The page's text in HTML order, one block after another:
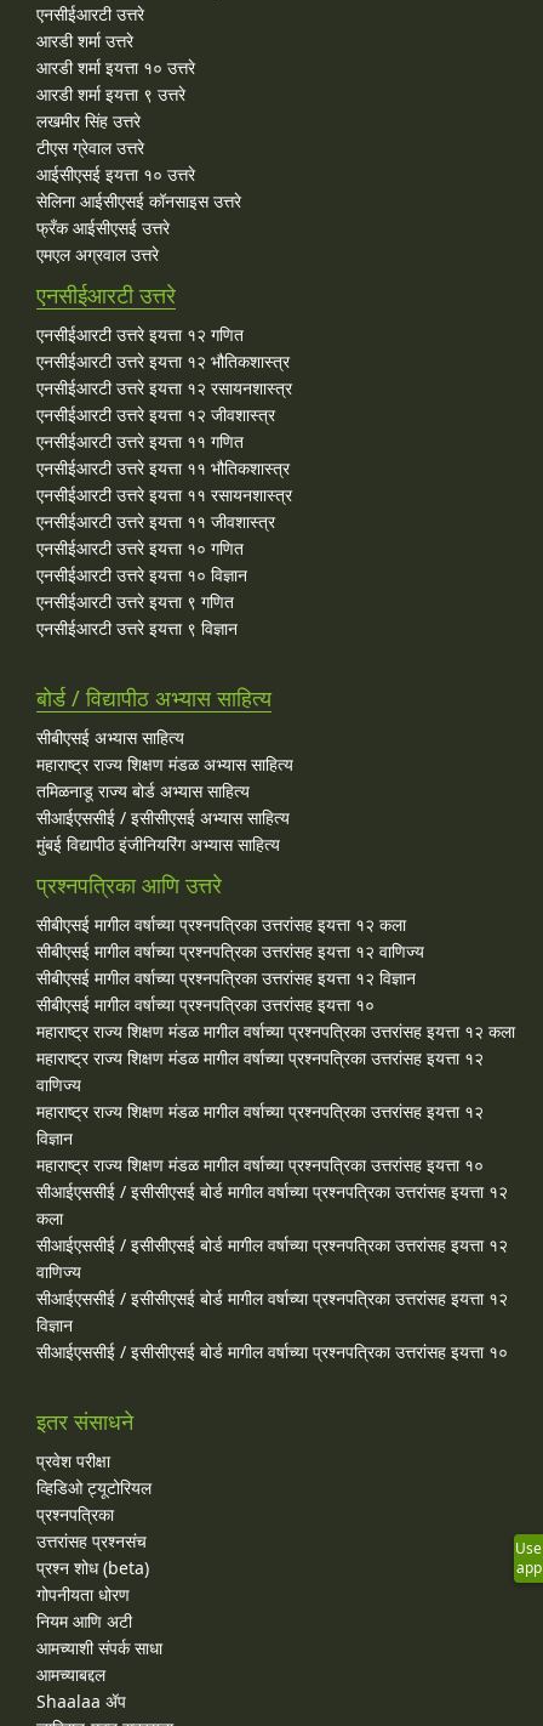
एनसीईआरटी उत्तरे
आरडी शर्मा उत्तरे
आरडी शर्मा इयत्ता १० उत्तरे
आरडी शर्मा इयत्ता ९ उत्तरे
लखमीर सिंह उत्तरे
टीएस ग्रेवाल उत्तरे
आईसीएसई इयत्ता १० उत्तरे
सेलिना आईसीएसई कॉनसाइस उत्तरे
फ्रँक आईसीएसई उत्तरे
एमएल अग्रवाल उत्तरे
एनसीईआरटी उत्तरे
एनसीईआरटी उत्तरे इयत्ता १२ गणित
एनसीईआरटी उत्तरे इयत्ता १२ भौतिकशास्त्र
एनसीईआरटी उत्तरे इयत्ता १२ रसायनशास्त्र
एनसीईआरटी उत्तरे इयत्ता १२ जीवशास्त्र
एनसीईआरटी उत्तरे इयत्ता ११ गणित
एनसीईआरटी उत्तरे इयत्ता ११ भौतिकशास्त्र
एनसीईआरटी उत्तरे इयत्ता ११ रसायनशास्त्र
एनसीईआरटी उत्तरे इयत्ता ११ जीवशास्त्र
एनसीईआरटी उत्तरे इयत्ता १० गणित
एनसीईआरटी उत्तरे इयत्ता १० विज्ञान
एनसीईआरटी उत्तरे इयत्ता ९ गणित
एनसीईआरटी उत्तरे इयत्ता ९ विज्ञान
बोर्ड / विद्यापीठ अभ्यास साहित्य
सीबीएसई अभ्यास साहित्य
महाराष्ट्र राज्य शिक्षण मंडळ अभ्यास साहित्य
तमिळनाडू राज्य बोर्ड अभ्यास साहित्य
सीआईएससीई / इसीसीएसई अभ्यास साहित्य
मुंबई विद्यापीठ इंजीनियरिंग अभ्यास साहित्य
प्रश्नपत्रिका आणि उत्तरे
सीबीएसई मागील वर्षाच्या प्रश्‍नपत्रिका उत्तरांसह इयत्ता १२ कला
सीबीएसई मागील वर्षाच्या प्रश्‍नपत्रिका उत्तरांसह इयत्ता १२ वाणिज्य
सीबीएसई मागील वर्षाच्या प्रश्‍नपत्रिका उत्तरांसह इयत्ता १२ विज्ञान
सीबीएसई मागील वर्षाच्या प्रश्‍नपत्रिका उत्तरांसह इयत्ता १०
महाराष्ट्र राज्य शिक्षण मंडळ मागील वर्षाच्या प्रश्‍नपत्रिका उत्तरांसह इयत्ता १२ कला
महाराष्ट्र राज्य शिक्षण मंडळ मागील वर्षाच्या प्रश्‍नपत्रिका उत्तरांसह इयत्ता १२
वाणिज्य
महाराष्ट्र राज्य शिक्षण मंडळ मागील वर्षाच्या प्रश्‍नपत्रिका उत्तरांसह इयत्ता १२
विज्ञान
महाराष्ट्र राज्य शिक्षण मंडळ मागील वर्षाच्या प्रश्‍नपत्रिका उत्तरांसह इयत्ता १०
सीआईएससीई / इसीसीएसई बोर्ड मागील वर्षाच्या प्रश्‍नपत्रिका उत्तरांसह इयत्ता १२
कला
सीआईएससीई / इसीसीएसई बोर्ड मागील वर्षाच्या प्रश्‍नपत्रिका उत्तरांसह इयत्ता १२
वाणिज्य
सीआईएससीई / इसीसीएसई बोर्ड मागील वर्षाच्या प्रश्‍नपत्रिका उत्तरांसह इयत्ता १२
विज्ञान
सीआईएससीई / इसीसीएसई बोर्ड मागील वर्षाच्या प्रश्‍नपत्रिका उत्तरांसह इयत्ता १०
इतर संसाधने
प्रवेश परीक्षा
व्हिडिओ ट्यूटोरियल
प्रश्नपत्रिका
उत्तरांसह प्रश्नसंच
प्रश्न शोध (beta)
गोपनीयता धोरण
नियम आणि अटी
आमच्याशी संपर्क साधा
आमच्याबद्दल
Shaalaa ॲप
Use
app